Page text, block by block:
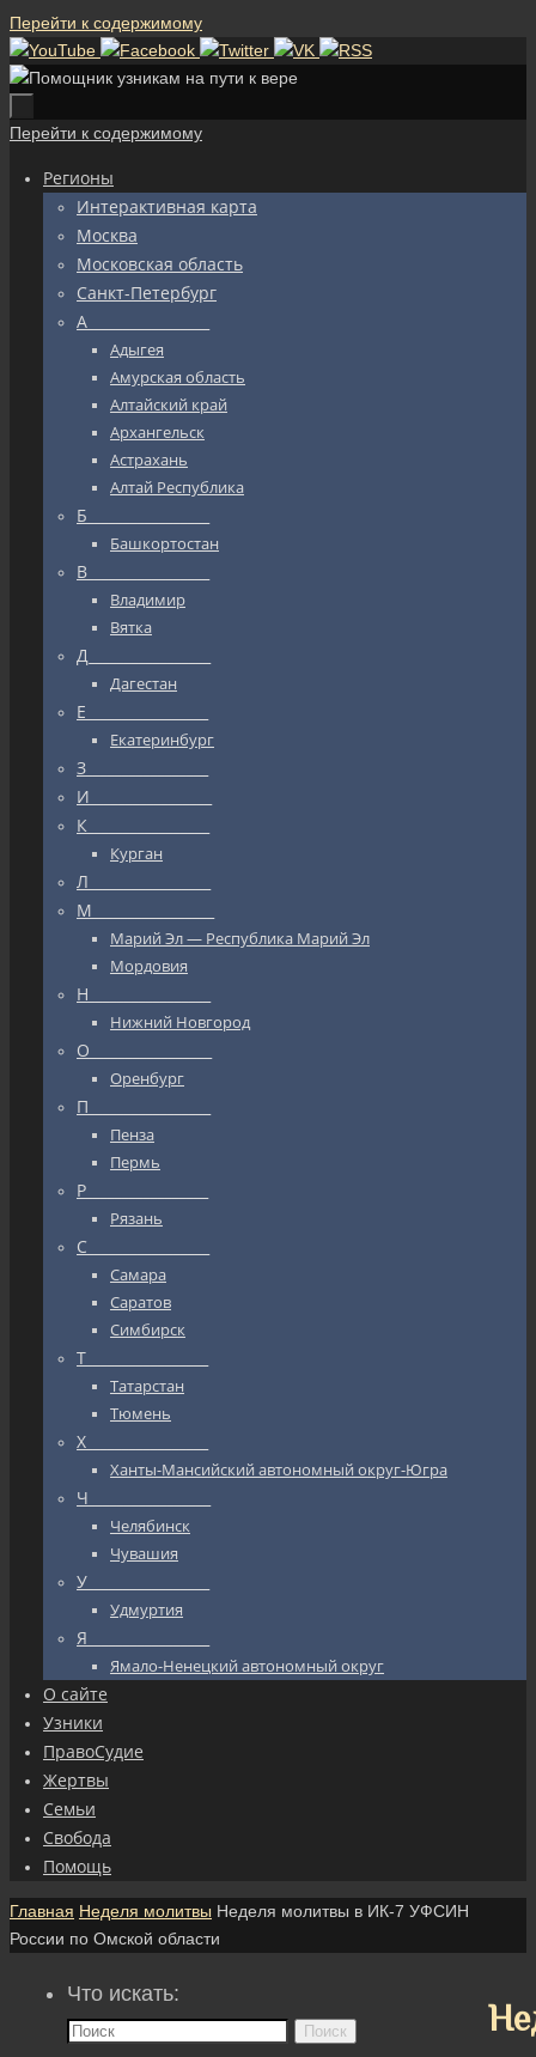
Перейти к содержимому
Перейти к содержимому
Регионы
Интерактивная карта
Москва
Московская область
Санкт-Петербург
А_________________
Адыгея
Амурская область
Алтайский край
Архангельск
Астрахань
Алтай Республика
Б_________________
Башкортостан
В_________________
Владимир
Вятка
Д_________________
Дагестан
Е_________________
Екатеринбург
З_________________
И_________________
К_________________
Курган
Л_________________
М_________________
Марий Эл — Республика Марий Эл
Мордовия
Н_________________
Нижний Новгород
О_________________
Оренбург
П_________________
Пенза
Пермь
Р_________________
Рязань
С_________________
Самара
Саратов
Симбирск
Т_________________
Татарстан
Тюмень
Х_________________
Ханты-Мансийский автономный округ-Югра
Ч_________________
Челябинск
Чувашия
У_________________
Удмуртия
Я_________________
Ямало-Ненецкий автономный округ
О сайте
Узники
ПравоСудие
Жертвы
Семьи
Свобода
Помощь
Главная Неделя молитвы Неделя молитвы в ИК-7 УФСИН
России по Омской области
Что искать:
Поиск